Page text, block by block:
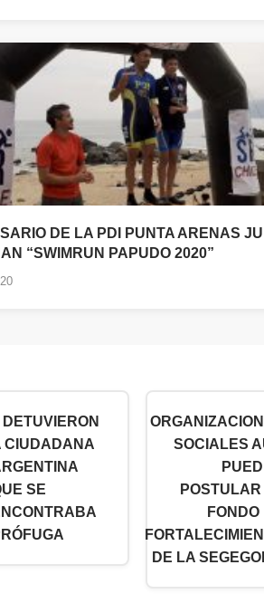
DE LA PDI PUNTA ARENAS
“SWIMRUN PAPUDO 2020”
DETUVIERON
CIUDADANA
SE
SOCIALES
FONDO
DE LA